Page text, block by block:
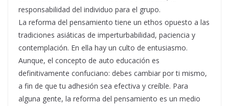
responsabilidad del individuo para el grupo.
La reforma del pensamiento tiene un ethos opuesto a las
tradiciones asiáticas de imperturbabilidad, paciencia y
contemplación. En ella hay un culto de entusiasmo.
Aunque, el concepto de auto educación es
definitivamente confuciano: debes cambiar por ti mismo,
a fin de que tu adhesión sea efectiva y creíble. Para
alguna gente, la reforma del pensamiento es un medio